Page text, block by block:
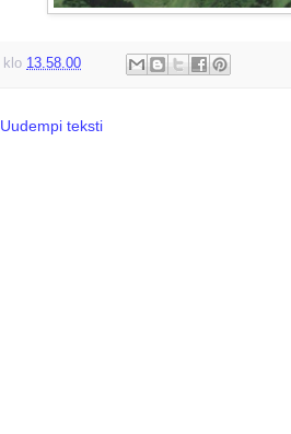
klo 13.58.00
Uudempi teksti